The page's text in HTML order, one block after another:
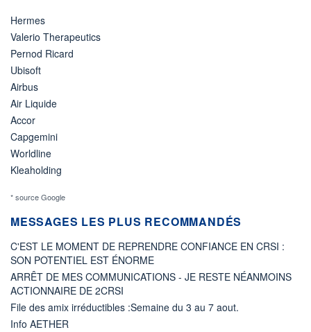
Hermes
Valerio Therapeutics
Pernod Ricard
Ubisoft
Airbus
Air Liquide
Accor
Capgemini
Worldline
Kleaholding
* source Google
MESSAGES LES PLUS RECOMMANDÉS
C'EST LE MOMENT DE REPRENDRE CONFIANCE EN CRSI :
SON POTENTIEL EST ÉNORME
ARRÊT DE MES COMMUNICATIONS - JE RESTE NÉANMOINS
ACTIONNAIRE DE 2CRSI
File des amix irréductibles :Semaine du 3 au 7 aout.
Info AETHER